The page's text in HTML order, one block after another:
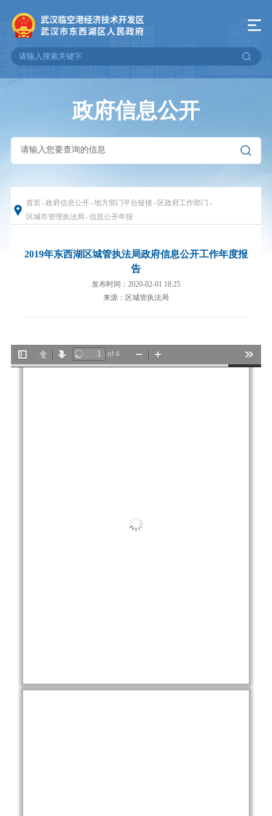
政府信息公开
首页-政府信息公开-地方部门平台链接- 区政府工作部门 -
区城市管理执法局 -信息公开年报
2019年东西湖区城管执法局政府信息公开工作年度报
告
发布时间：2020-02-01 18:25
来源：区城管执法局